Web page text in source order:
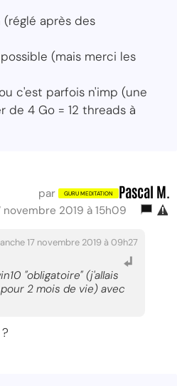
après des
(mais merci les
c'est parfois n'imp (une
4 Go = 12 threads à
par Pascal M.
novembre 2019 à 15h09
17 novembre 2019 à 09h27
"obligatoire" (j'allais
2 mois de vie) avec